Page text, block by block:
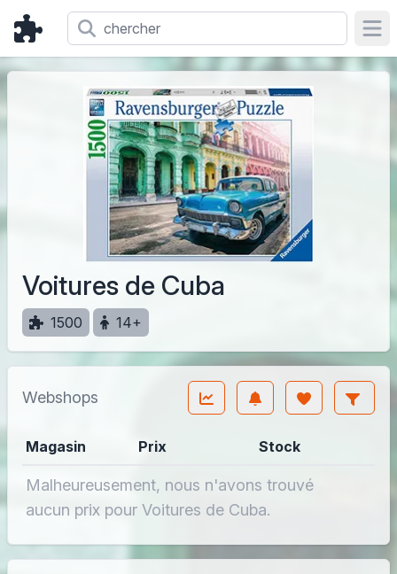
Voitures de Cuba
1500 14+
Webshops
Magasin Prix Stock
Malheureusement, nous n'avons trouvé
aucun prix pour Voitures de Cuba.